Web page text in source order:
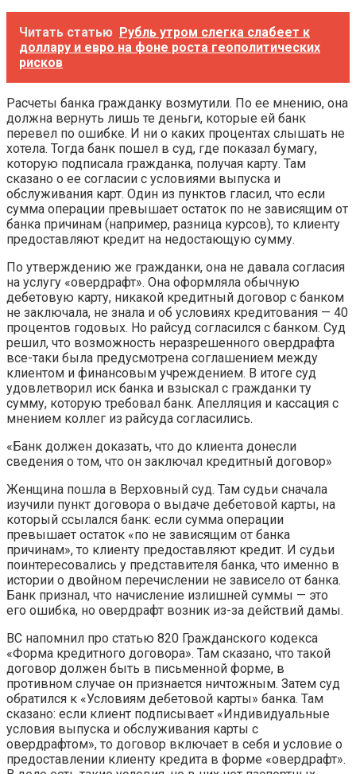
Читать статью Рубль утром слегка слабеет к
доллару и евро на фоне роста геополитических
рисков
Расчеты банка гражданку возмутили. По ее мнению, она
должна вернуть лишь те деньги, которые ей банк
перевел по ошибке. И ни о каких процентах слышать не
хотела. Тогда банк пошел в суд, где показал бумагу,
которую подписала гражданка, получая карту. Там
сказано о ее согласии с условиями выпуска и
обслуживания карт. Один из пунктов гласил, что если
сумма операции превышает остаток по не зависящим от
банка причинам (например, разница курсов), то клиенту
предоставляют кредит на недостающую сумму.
По утверждению же гражданки, она не давала согласия
на услугу «овердрафт». Она оформляла обычную
дебетовую карту, никакой кредитный договор с банком
не заключала, не знала и об условиях кредитования — 40
процентов годовых. Но райсуд согласился с банком. Суд
решил, что возможность неразрешенного овердрафта
все-таки была предусмотрена соглашением между
клиентом и финансовым учреждением. В итоге суд
удовлетворил иск банка и взыскал с гражданки ту
сумму, которую требовал банк. Апелляция и кассация с
мнением коллег из райсуда согласились.
«Банк должен доказать, что до клиента донесли
сведения о том, что он заключал кредитный договор»
Женщина пошла в Верховный суд. Там судьи сначала
изучили пункт договора о выдаче дебетовой карты, на
который ссылался банк: если сумма операции
превышает остаток «по не зависящим от банка
причинам», то клиенту предоставляют кредит. И судьи
поинтересовались у представителя банка, что именно в
истории о двойном перечислении не зависело от банка.
Банк признал, что начисление излишней суммы — это
его ошибка, но овердрафт возник из-за действий дамы.
ВС напомнил про статью 820 Гражданского кодекса
«Форма кредитного договора». Там сказано, что такой
договор должен быть в письменной форме, в
противном случае он признается ничтожным. Затем суд
обратился к «Условиям дебетовой карты» банка. Там
сказано: если клиент подписывает «Индивидуальные
условия выпуска и обслуживания карты с
овердрафтом», то договор включает в себя и условие о
предоставлении клиенту кредита в форме «овердрафт».